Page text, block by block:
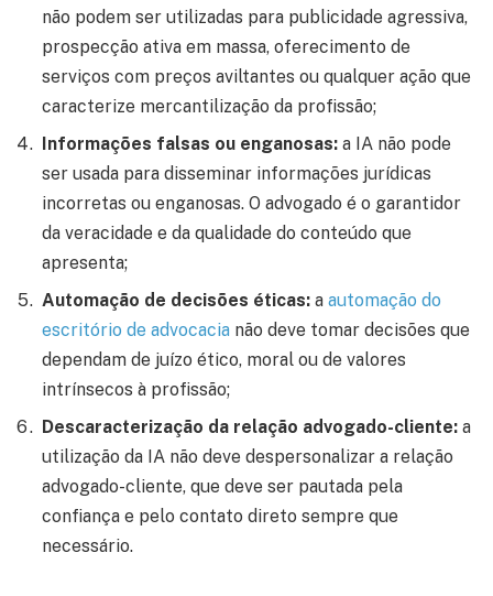
não podem ser utilizadas para publicidade agressiva,
prospecção ativa em massa, oferecimento de
serviços com preços aviltantes ou qualquer ação que
caracterize mercantilização da profissão;
Informações falsas ou enganosas: a IA não pode
ser usada para disseminar informações jurídicas
incorretas ou enganosas. O advogado é o garantidor
da veracidade e da qualidade do conteúdo que
apresenta;
Automação de decisões éticas: a automação do
escritório de advocacia não deve tomar decisões que
dependam de juízo ético, moral ou de valores
intrínsecos à profissão;
Descaracterização da relação advogado-cliente: a
utilização da IA não deve despersonalizar a relação
advogado-cliente, que deve ser pautada pela
confiança e pelo contato direto sempre que
necessário.